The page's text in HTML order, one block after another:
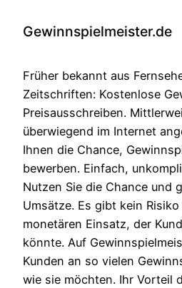
Gewinnspielmeister.de
Früher bekannt aus
Zeitschriften: Kostenlose
Preisausschreiben.
überwiegend im Internet
Ihnen die Chance,
bewerben. Einfach,
Nutzen Sie die Chance und
Umsätze. Es gibt kein
monetären Einsatz, der
könnte. Auf
Kunden an so vielen
wie sie möchten. Ihr Vorteil